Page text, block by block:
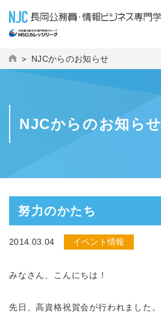
NJCからのお知らせ
NJCからのお知らせ
努力のかたち
2014.03.04 イベント情報
みなさん、こんにちは！
先日、高資格祝賀会が行われました。